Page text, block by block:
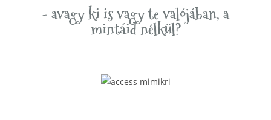
- avagy ki is vagy te valójában, a
mintáid nélkül?